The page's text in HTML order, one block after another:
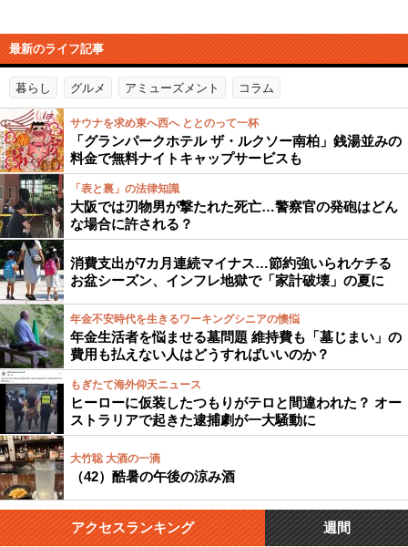
最新のライフ記事
暮らし グルメ アミューズメント コラム
サウナを求め東へ西へ ととのって一杯
「グランパークホテル ザ・ルクソー南柏」銭湯並みの
料金で無料ナイトキャップサービスも
「表と裏」の法律知識
大阪では刃物男が撃たれた死亡…警察官の発砲はどん
な場合に許される？
消費支出が7カ月連続マイナス…節約強いられケチる
お盆シーズン、インフレ地獄で「家計破壊」の夏に
年金不安時代を生きるワーキングシニアの懊悩
年金生活者を悩ませる墓問題 維持費も「墓じまい」の
費用も払えない人はどうすればいいのか？
もぎたて海外仰天ニュース
ヒーローに仮装したつもりがテロと間違われた？ オー
ストラリアで起きた逮捕劇が一大騒動に
大竹聡 大酒の一滴
（42）酷暑の午後の涼み酒
アクセスランキング 週間